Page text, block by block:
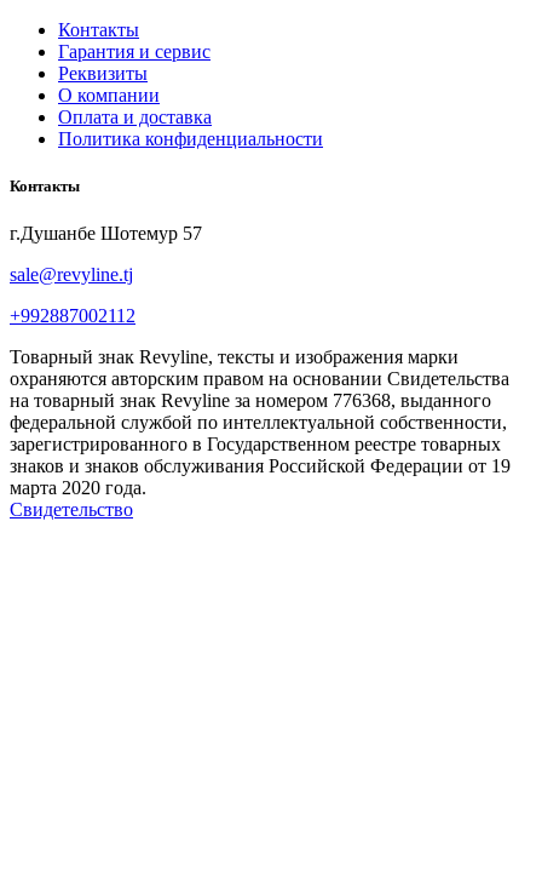
Контакты
Гарантия и сервис
Реквизиты
О компании
Оплата и доставка
Политика конфиденциальности
Контакты
г.Душанбе Шотемур 57
sale@revyline.tj
+992887002112
Товарный знак Revyline, тексты и изображения марки
охраняются авторским правом на основании Свидетельства
на товарный знак Revyline за номером 776368, выданного
федеральной службой по интеллектуальной собственности,
зарегистрированного в Государственном реестре товарных
знаков и знаков обслуживания Российской Федерации от 19
марта 2020 года.
Свидетельство